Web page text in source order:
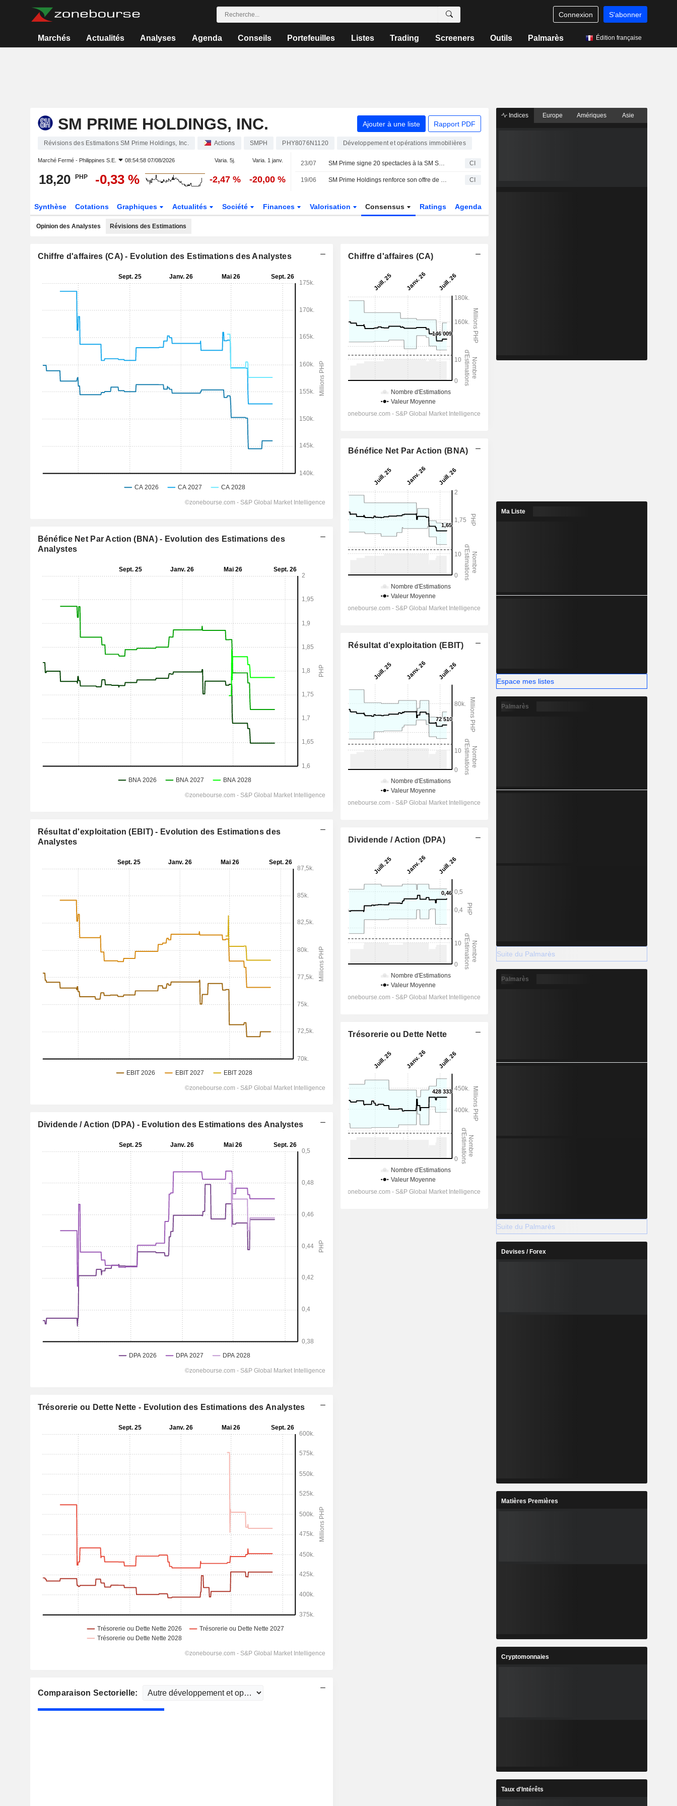
Connexion S'abonner
Marchés Actualités Analyses Agenda Conseils Portefeuilles Listes Trading Screeners Outils Palmarès Édition française
SM PRIME HOLDINGS, INC. Ajouter à une liste Rapport PDF
Révisions des Estimations SM Prime Holdings, Inc. Actions SMPH PHY8076N1120 Développement et opérations immobilières
Marché Fermé - Philippines S.E. 08:54:58 07/08/2026 Varia. 5j. Varia. 1 janv.
18,20 PHP -0,33 % -2,47 % -20,00 %
23/07 SM Prime signe 20 spectacles à la SM Seaside Cebu Arena pour dynamiser l'économie des concerts CI
19/06 SM Prime Holdings renforce son offre de bureaux certifiés PEZA avec la North Tower 3 à Quezon City CI
Synthèse Cotations Graphiques Actualités Société Finances Valorisation Consensus Ratings Agenda
Opinion des Analystes Révisions des Estimations
Chiffre d'affaires (CA) - Evolution des Estimations des Analystes
Bénéfice Net Par Action (BNA) - Evolution des Estimations des
Analystes
Résultat d'exploitation (EBIT) - Evolution des Estimations des
Analystes
Dividende / Action (DPA) - Evolution des Estimations des Analystes
Trésorerie ou Dette Nette - Evolution des Estimations des Analystes
Comparaison Sectorielle:
Chiffre d'affaires (CA)
Bénéfice Net Par Action (BNA)
Résultat d'exploitation (EBIT)
Dividende / Action (DPA)
Trésorerie ou Dette Nette
Indices Europe Amériques Asie
Ma Liste
Espace mes listes
Palmarès
Suite du Palmarès
Palmarès
Suite du Palmarès
Devises / Forex
Matières Premières
Cryptomonnaies
Taux d'Intérêts